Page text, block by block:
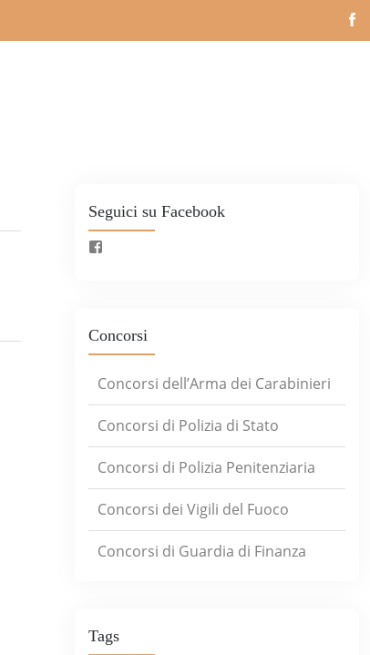
Seguici su Facebook
Concorsi
Concorsi dell’Arma dei Carabinieri
Concorsi di Polizia di Stato
Concorsi di Polizia Penitenziaria
Concorsi dei Vigili del Fuoco
Concorsi di Guardia di Finanza
Tags